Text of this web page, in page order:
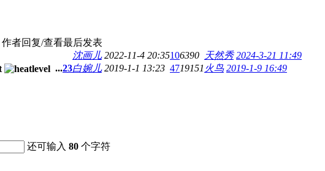
作者回复/查看最后发表
沈画儿 2022-11-4 20:35106390 天然秀 2024-3-21 11:49
...23白婉儿 2019-1-1 13:23 4719151 火鸟 2019-1-9 16:49
还可输入80 个字符